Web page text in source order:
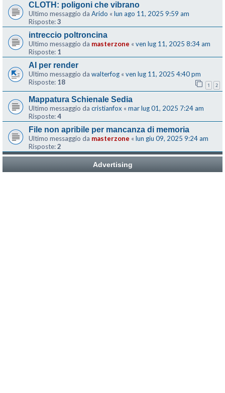
CLOTH: poligoni che vibrano
Ultimo messaggio da Arido « lun ago 11, 2025 9:59 am
Risposte:3
intreccio poltroncina
Ultimo messaggio da masterzone « ven lug 11, 2025 8:34 am
Risposte: 1
AI per render
Ultimo messaggio da walterfog « ven lug 11, 2025 4:40 pm
Risposte: 18 1 2
Mappatura Schienale Sedia
Ultimo messaggio da cristianfox « mar lug 01, 2025 7:24 am
Risposte:4
File non apribile per mancanza di memoria
Ultimo messaggio da masterzone « lun giu 09, 2025 9:24 am
Risposte:2
Advertising